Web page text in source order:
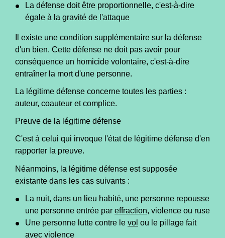
La défense doit être proportionnelle, c'est-à-dire
égale à la gravité de l'attaque
Il existe une condition supplémentaire sur la défense
d'un bien. Cette défense ne doit pas avoir pour
conséquence un homicide volontaire, c'est-à-dire
entraîner la mort d'une personne.
La légitime défense concerne toutes les parties :
auteur, coauteur et complice.
Preuve de la légitime défense
C'est à celui qui invoque l'état de légitime défense d'en
rapporter la preuve.
Néanmoins, la légitime défense est supposée
existante dans les cas suivants :
La nuit, dans un lieu habité, une personne repousse
une personne entrée par effraction, violence ou ruse
Une personne lutte contre le vol ou le pillage fait
avec violence